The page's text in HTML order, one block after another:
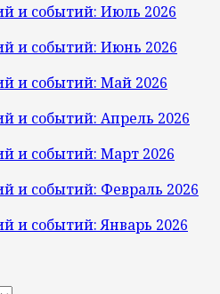
и событий: Июль 2026
и событий: Июнь 2026
и событий: Май 2026
и событий: Апрель 2026
и событий: Март 2026
и событий: Февраль 2026
и событий: Январь 2026